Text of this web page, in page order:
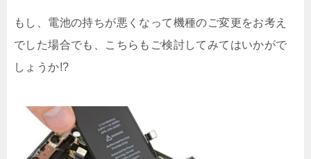
もし、電池の持ちが悪くなって機種のご変更をお考え
でした場合でも、こちらもご検討してみてはいかがで
しょうか!?